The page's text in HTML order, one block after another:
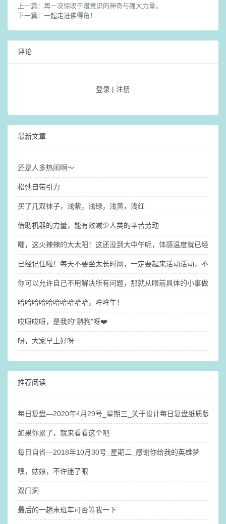
上一篇： 再一次惊叹于潜意识的神奇与强大力量。 ​
下一篇： 一起走进佛得角！
评论
登录 | 注册
最新文章
还是人多热闹啊～
松弛自带引力
买了几双袜子，浅紫，浅绿，浅黄，浅红
借助机器的力量，能有效减少人类的辛苦劳动
嚯，这火辣辣的大太阳！这还没到大中午呢，体感温度就已经31°
已经记住啦！每天不要坐太长时间，一定要起来活动活动，不然大
你可以允许自己不用解决所有问题，那就​从眼前具体的小事做起吧
哈哈哈哈哈哈哈哈哈哈，哞哞牛！
哎呀哎呀，是我的“熟狗”呀❤️
呀，大家早上好呀
推荐阅读
每日复盘—2020年4月29号_星期三_关于设计每日复盘纸质版笔记
如果你累了，就来看看这个吧
每日自省—2018年10月30号_星期二_感谢你给我的英雄梦
嘿，姑娘，不许迷了眼
双门洞
最后的一趟末班车可否等我一下